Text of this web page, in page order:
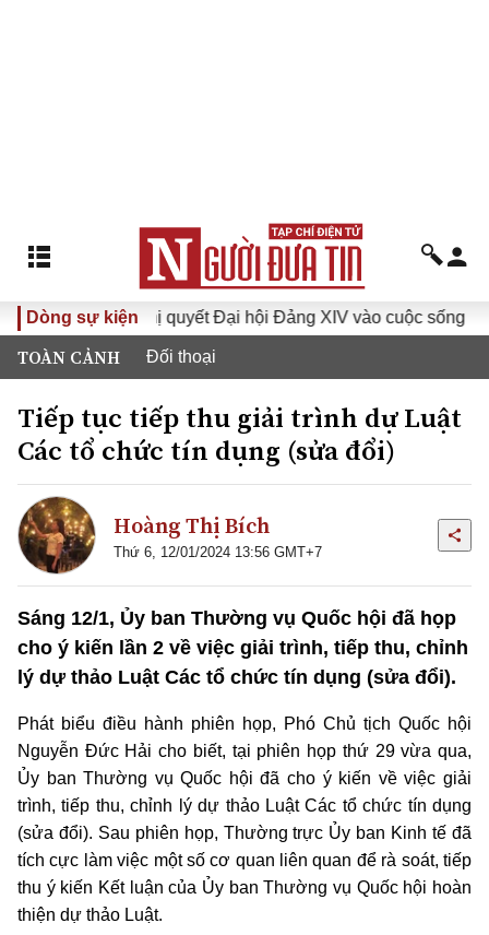
Dòng sự kiện
Đưa Nghị quyết Đại hội Đảng XIV vào cuộc sống
TOÀN CẢNH Đối thoại
Tiếp tục tiếp thu giải trình dự Luật
Các tổ chức tín dụng (sửa đổi)
Hoàng Thị Bích
Thứ 6, 12/01/2024 13:56 GMT+7
Sáng 12/1, Ủy ban Thường vụ Quốc hội đã họp
cho ý kiến lần 2 về việc giải trình, tiếp thu, chỉnh
lý dự thảo Luật Các tổ chức tín dụng (sửa đổi).
Phát biểu điều hành phiên họp, Phó Chủ tịch Quốc hội
Nguyễn Đức Hải cho biết, tại phiên họp thứ 29 vừa qua,
Ủy ban Thường vụ Quốc hội đã cho ý kiến về việc giải
trình, tiếp thu, chỉnh lý dự thảo Luật Các tổ chức tín dụng
(sửa đổi). Sau phiên họp, Thường trực Ủy ban Kinh tế đã
tích cực làm việc một số cơ quan liên quan để rà soát, tiếp
thu ý kiến Kết luận của Ủy ban Thường vụ Quốc hội hoàn
thiện dự thảo Luật.